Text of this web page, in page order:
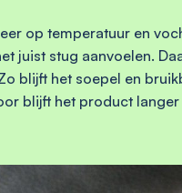
op temperatuur en
juist stug aanvoelen.
blijft het soepel en
blijft het product